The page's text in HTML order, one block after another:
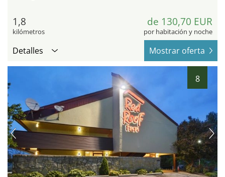
1,8
kilómetros
de 130,70 EUR
por habitación y noche
Detalles Mostrar oferta
8